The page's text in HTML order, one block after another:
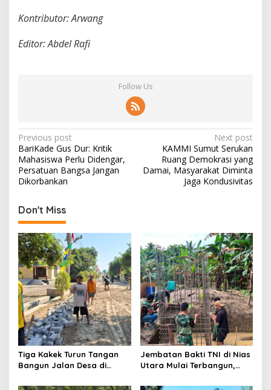
Kontributor: Arwang
Editor: Abdel Rafi
Follow Us
P
o
s
t
n
a
v
i
g
a
t
i
o
n
Previous post
BariKade Gus Dur: Kritik
Mahasiswa Perlu Didengar,
Persatuan Bangsa Jangan
Dikorbankan
Next post
KAMMI Sumut Serukan
Ruang Demokrasi yang
Damai, Masyarakat Diminta
Jaga Kondusivitas
Don't Miss
Tiga Kakek Turun Tangan
Bangun Jalan Desa di
Jembatan Bakti TNI di Nias
Utara Mulai Terbangun,
Pulih